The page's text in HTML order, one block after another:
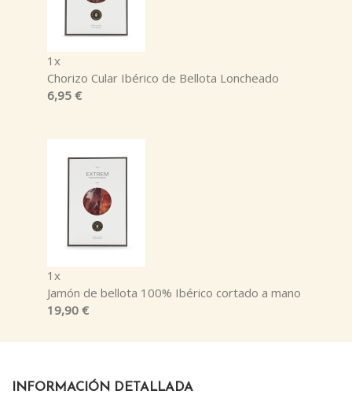
1x
Chorizo Cular Ibérico de Bellota Loncheado
6,95 €
1x
Jamón de bellota 100% Ibérico cortado a mano
19,90 €
INFORMACIÓN DETALLADA